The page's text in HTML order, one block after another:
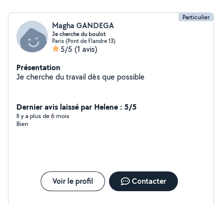
Particulier
Magha GANDEGA
Je cherche du boulot
Paris (Pont de Flandre 13)
5/5 (1 avis)
Présentation
Je cherche du travail dès que possible
Dernier avis laissé par Helene : 5/5
Il y a plus de 6 mois
Bien
Voir le profil Contacter